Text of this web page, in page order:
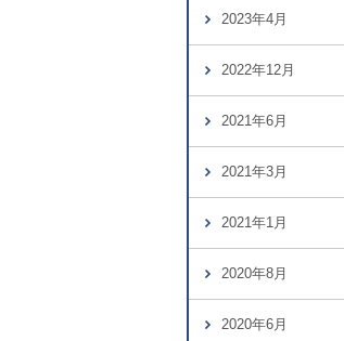
2023年4月
2022年12月
2021年6月
2021年3月
2021年1月
2020年8月
2020年6月